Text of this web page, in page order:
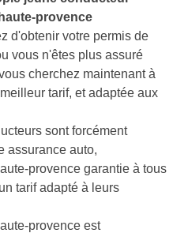
provence
d'obtenir votre permis de
vous n'êtes plus assuré
cherchez maintenant à
tarif, et adaptée aux
sont forcément
assurance auto,
provence garantie à tous
tarif adapté à leurs
provence est